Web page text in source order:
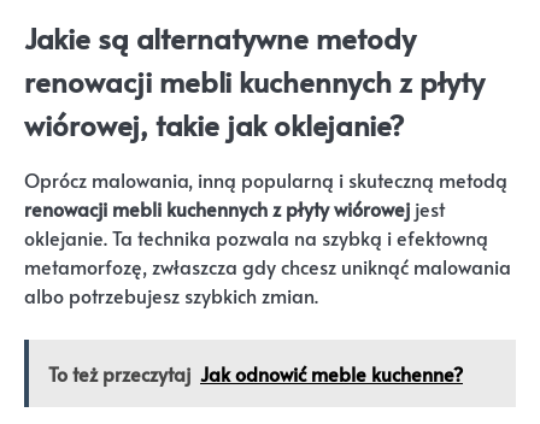
Jakie są alternatywne metody
renowacji mebli kuchennych z płyty
wiórowej, takie jak oklejanie?
Oprócz malowania, inną popularną i skuteczną metodą
renowacji mebli kuchennych z płyty wiórowej jest
oklejanie. Ta technika pozwala na szybką i efektowną
metamorfozę, zwłaszcza gdy chcesz uniknąć malowania
albo potrzebujesz szybkich zmian.
To też przeczytaj Jak odnowić meble kuchenne?